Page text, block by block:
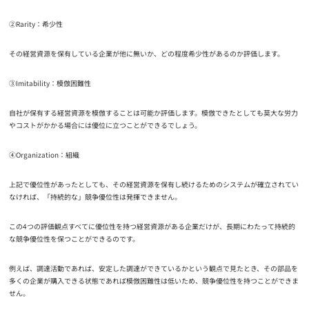
②Rarity：希少性
その経営資源を保有している企業が他に無いか、どの程度希少性があるのか評価します。
③Imitability：模倣困難性
自社が保有する経営資源を模倣することは可能か評価します。模倣できたとしても莫大な労力
やコストがかかる場合には優位に立つことができるでしょう。
④Organization：組織
上記で優位性があったとしても、その経営資源を保有し続けるためのシステムが確立されてい
なければ、「持続的な」競争優位性は発揮できません。
この4つの評価観点すべてに優位性を持つ経営資源がある企業だけが、長期にわたって持続的
な競争優位性を保つことができるのです。
例えば、調達活動であれば、安定した調達ができているかという観点で見たとき、その部品を
多くの企業が購入できる状態であれば模倣困難性は低いため、競争優位性を持つことができま
せん。